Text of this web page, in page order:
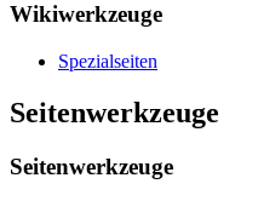
Wikiwerkzeuge
Spezialseiten
Seitenwerkzeuge
Seitenwerkzeuge